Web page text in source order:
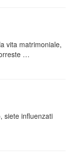
vita matrimoniale,
…
siete influenzati